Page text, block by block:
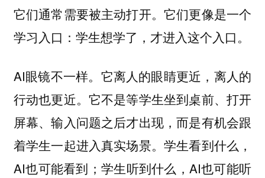
它们通常需要被主动打开。它们更像是一个
学习入口：学生想学了，才进入这个入口。
AI眼镜不一样。它离人的眼睛更近，离人的
行动也更近。它不是等学生坐到桌前、打开
屏幕、输入问题之后才出现，而是有机会跟
着学生一起进入真实场景。学生看到什么，
AI也可能看到；学生听到什么，AI也可能听